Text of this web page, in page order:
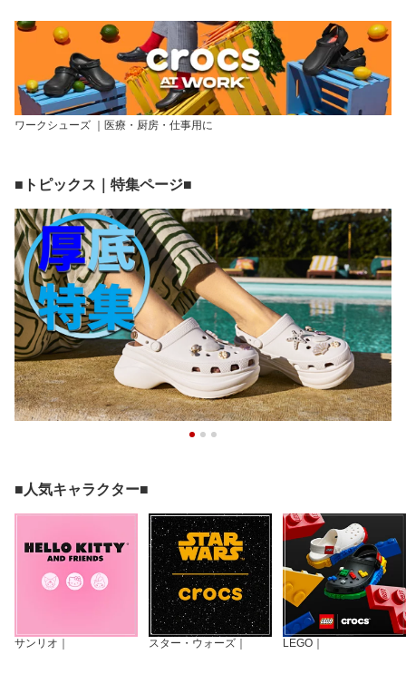
ワークシューズ ｜医療・厨房・仕事用に
■トピックス｜特集ページ■
■人気キャラクター■
サンリオ｜ スター・ウォーズ｜ LEGO｜